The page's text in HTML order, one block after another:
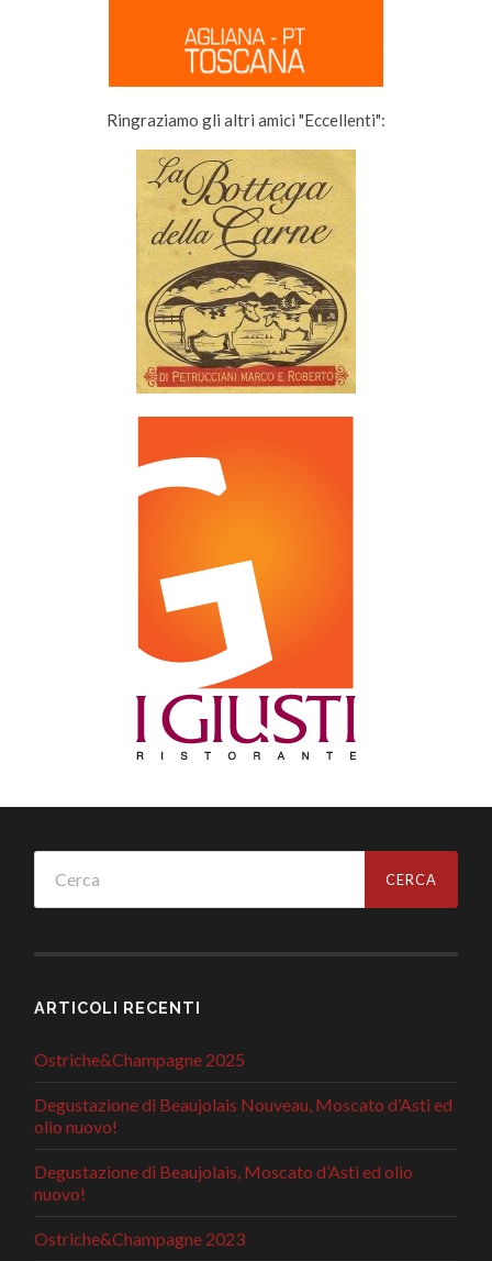
Ringraziamo gli altri amici "Eccellenti":
ARTICOLI RECENTI
Ostriche&Champagne 2025
Degustazione di Beaujolais Nouveau, Moscato d’Asti ed
olio nuovo!
Degustazione di Beaujolais, Moscato d’Asti ed olio
nuovo!
Ostriche&Champagne 2023